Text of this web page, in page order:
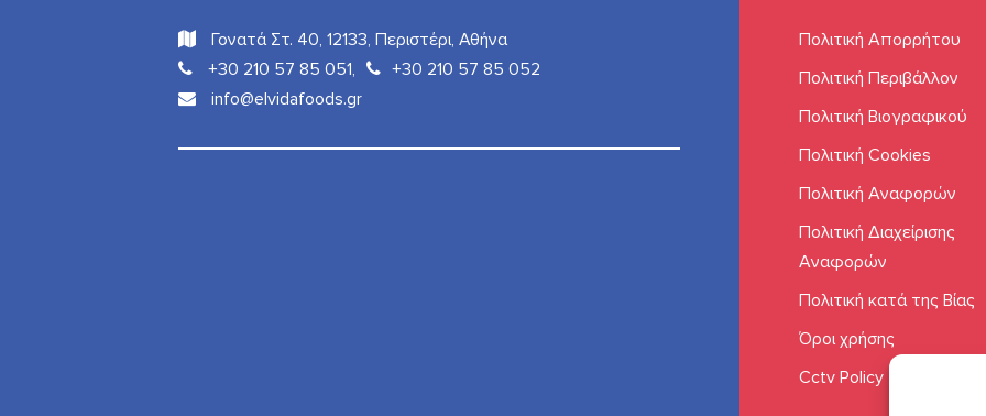
Γονατά Στ. 40, 12133, Περιστέρι, Αθήνα
+30 210 57 85 051,
+30 210 57 85 052
info@elvidafoods.gr
Πολιτική Απορρήτου
Πολιτική Περιβάλλον
Πολιτική Βιογραφικού
Πολιτική Cookies
Πολιτική Αναφορών
Πολιτική Διαχείρισης
Αναφορών
Πολιτική κατά της Βίας
Όροι χρήσης
Cctv Policy